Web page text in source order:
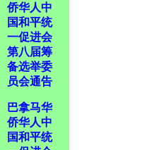
侨华人中
国和平统
一促进会
第八届筹
备选举委
员会通告
巴拿马华
侨华人中
国和平统